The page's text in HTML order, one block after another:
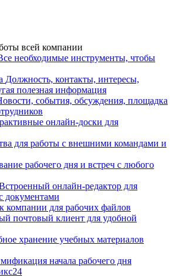
всей компании
необходимые инструменты, чтобы
Должность, контакты, интересы,
полезная информация
события, обсуждения, площадка
онлайн-доски для
для работы с внешними командами и
рабочего дня и встреч с любого
онлайн-редактор для
документами
компании для рабочих файлов
почтовый клиент для удобной
хранение учебных материалов
начала рабочего дня